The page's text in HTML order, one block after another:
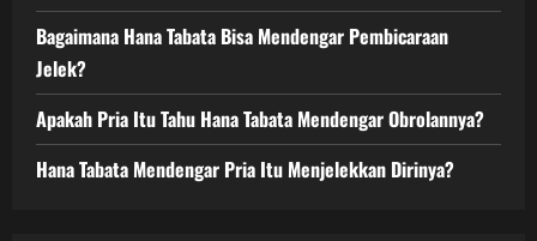
Bagaimana Hana Tabata Bisa Mendengar Pembicaraan
Jelek?
Apakah Pria Itu Tahu Hana Tabata Mendengar Obrolannya?
Hana Tabata Mendengar Pria Itu Menjelekkan Dirinya?